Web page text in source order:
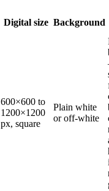
Digital size Background
600×600 to
1200×1200
px, square
Plain white
or off-white